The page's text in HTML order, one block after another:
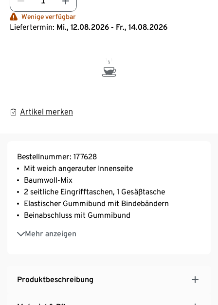
Wenige verfügbar
Liefertermin: Mi., 12.08.2026 - Fr., 14.08.2026
Artikel merken
Bestellnummer: 177628
Mit weich angerauter Innenseite
Baumwoll-Mix
2 seitliche Eingrifftaschen, 1 Gesäßtasche
Elastischer Gummibund mit Bindebändern
Beinabschluss mit Gummibund
Mehr anzeigen
Logo-Stickerei
Produktbeschreibung